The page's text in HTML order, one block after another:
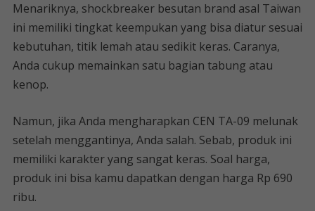
Menariknya, shockbreaker besutan brand asal Taiwan
ini memiliki tingkat keempukan yang bisa diatur sesuai
kebutuhan, titik lemah atau sedikit keras. Caranya,
Anda cukup memainkan satu bagian tabung atau
kenop.
Namun, jika Anda mengharapkan CEN TA-09 melunak
setelah menggantinya, Anda salah. Sebab, produk ini
memiliki karakter yang sangat keras. Soal harga,
produk ini bisa kamu dapatkan dengan harga Rp 690
ribu.